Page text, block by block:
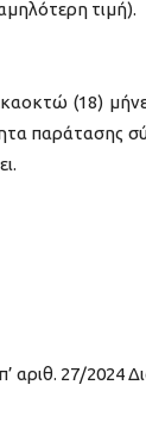
τιμή).
(18)
παράτασης
αριθ. 27/2024